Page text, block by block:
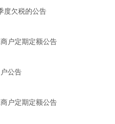
度欠税的公告
户定期定额公告
公告
户定期定额公告